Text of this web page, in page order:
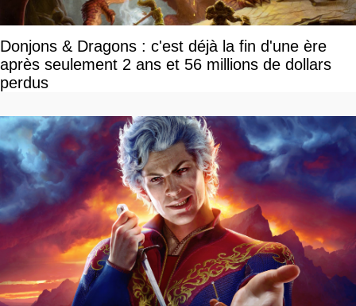
Donjons & Dragons : c'est déjà la fin d'une ère
après seulement 2 ans et 56 millions de dollars
perdus